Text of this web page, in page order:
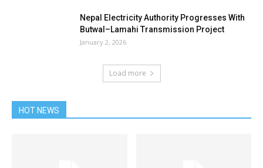
Nepal Electricity Authority Progresses With
Butwal–Lamahi Transmission Project
January 2, 2026
Load more
HOT NEWS